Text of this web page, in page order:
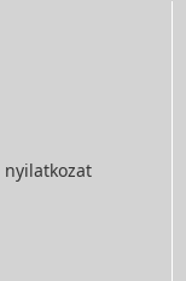
nyilatkozat